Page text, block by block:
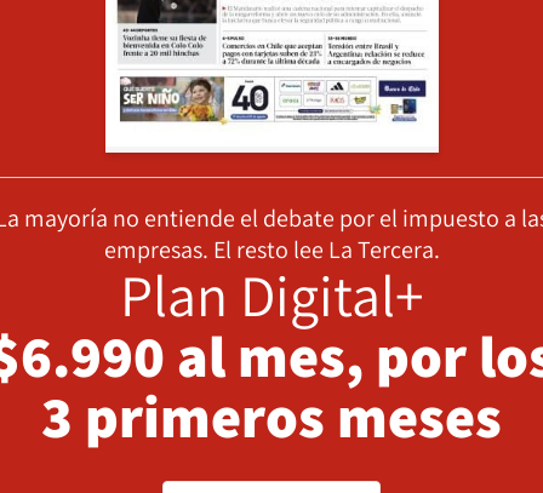
mayoría no entiende el debate por el impuesto a
empresas. El resto lee La Tercera.
Plan Digital+
al mes, por
3 primeros meses